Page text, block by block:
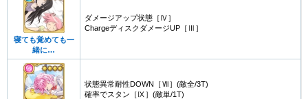
寝ても覚めても一
緒に…
ダメージアップ状態［Ⅳ］
ChargeディスクダメージUP［Ⅲ］
状態異常耐性DOWN［Ⅶ］(敵全/3T)
確率でスタン［Ⅸ］(敵単/1T)